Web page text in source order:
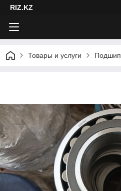
RIZ.KZ
Товары и услуги